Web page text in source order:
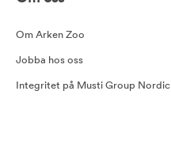
Om Arken Zoo
Jobba hos oss
Integritet på Musti Group Nordic